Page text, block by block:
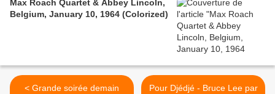
Max Roach Quartet & Abbey Lincoln,
Belgium, January 10, 1964 (Colorized)
< Grande soirée demain
Pour Djédjé - Bruce Lee par